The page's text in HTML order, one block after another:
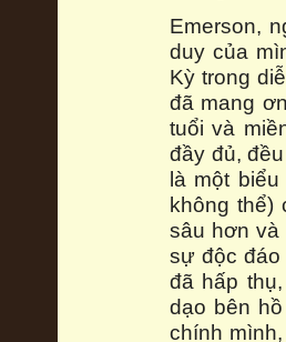
Emerson,
duy của
Kỳ trong
đã mang
tuổi và
đầy đủ,
là một
không thể)
sâu hơn và
sự độc đáo
đã hấp
dạo bên
chính